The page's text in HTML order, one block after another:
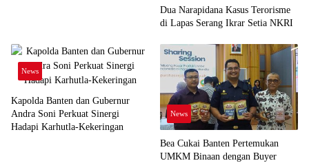
Dua Narapidana Kasus Terorisme
di Lapas Serang Ikrar Setia NKRI
News
Kapolda Banten dan Gubernur
Andra Soni Perkuat Sinergi
Hadapi Karhutla-Kekeringan
News
Bea Cukai Banten Pertemukan
UMKM Binaan dengan Buyer